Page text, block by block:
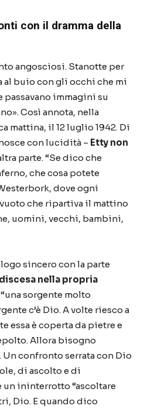
con il dramma della
angosciosi. Stanotte per
al buio con gli occhi che mi
passavano immagini su
». Così annota, nella
mattina, il 12 luglio 1942. Di
con lucidità – Etty non
parte.“Se dico che
che cosa potete
dove ogni
che ripartiva il mattino
uomini, vecchi, bambini,
sincero con la parte
discesa nella propria
“una sorgente molto
c’è Dio. A volte riesco a
essaè coperta da pietre e
Allora bisogno
. Un confronto serrata con Dio
di ascolto e di
un ininterrotto “ascoltare
Dio. E quando dico